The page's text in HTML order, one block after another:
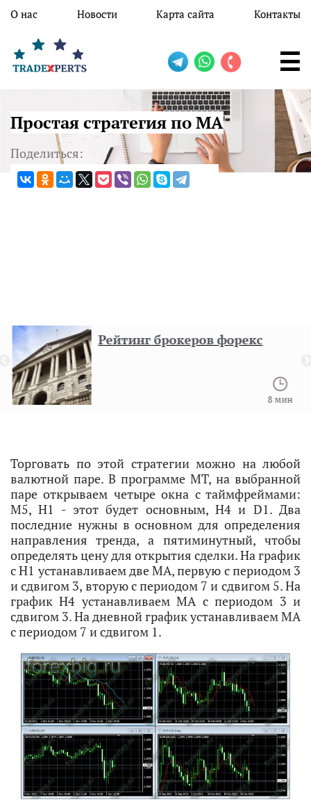
Перейти к основному содержанию
О нас Новости Карта сайта Контакты
Простая стратегия по МА
Поделиться:
Рейтинг брокеров форекс
8 мин
Торговать по этой стратегии можно на любой
валютной паре. В программе MT, на выбранной
паре открываем четыре окна с таймфреймами:
M5, H1 - этот будет основным, H4 и D1. Два
последние нужны в основном для определения
направления тренда, а пятиминутный, чтобы
определять цену для открытия сделки. На график
с H1 устанавливаем две MA, первую с периодом 3
и сдвигом 3, вторую с периодом 7 и сдвигом 5. На
график H4 устанавливаем MA с периодом 3 и
сдвигом 3. На дневной график устанавливаем MA
с периодом 7 и сдвигом 1.